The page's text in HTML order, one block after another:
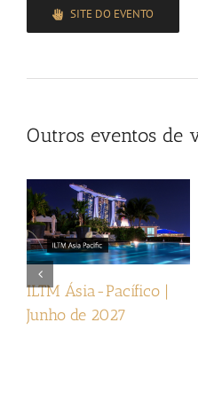
SITE DO EVENTO
Outros eventos de
ILTM Ásia-Pacífico |
Junho de 2027